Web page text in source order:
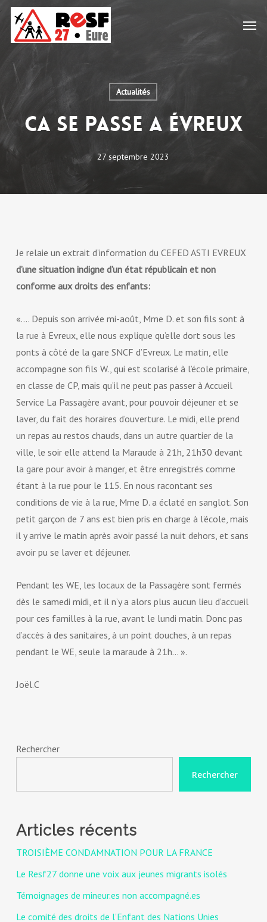
Skip
main
Menu
Actualités
CA SE PASSE A ÉVREUX
27 septembre 2023
Je relaie un extrait d’information du CEFED ASTI EVREUX
d’une situation indigne d’un état républicain et non
conforme aux droits des enfants:
«…. Depuis son arrivée mi-août, Mme D. et son fils sont à
la rue à Evreux, elle nous explique qu’elle dort sous les
ponts à côté de la gare SNCF d’Evreux. Le matin, elle
accompagne son fils W., qui est scolarisé à l’école primaire,
en classe de CP, mais qu’il ne peut pas passer à Accueil
Service La Passagère avant, pour pouvoir déjeuner et se
laver, du fait des horaires d’ouverture. Le midi, elle prend
un repas au restos chauds, dans un autre quartier de la
ville, le soir elle attend la Maraude à 21h, 21h30 devant
la gare pour avoir à manger, et être enregistrés comme
étant à la rue pour le 115. En nous racontant ses
conditions de vie à la rue, Mme D. a éclaté en sanglot. Son
petit garçon de 7 ans est bien pris en charge à l’école, mais
il y arrive le matin après avoir passé la nuit dehors, et sans
avoir pu se laver et déjeuner.
Pendant les WE, les locaux de la Passagère sont fermés
dès le samedi midi, et il n’y a alors plus aucun lieu d’accueil
pour ces familles à la rue, avant le lundi matin. Donc pas
d’accès à des sanitaires, à un point douches, à un repas
pendant le WE, seule la maraude à 21h… ».
Joël.C
Rechercher
Rechercher
Articles récents
TROISIÈME CONDAMNATION POUR LA FRANCE
Le Resf27 donne une voix aux jeunes migrants isolés
Témoignages de mineur.es non accompagné.es
Le comité des droits de l’Enfant des Nations Unies